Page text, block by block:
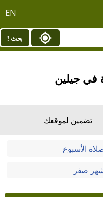
EN
بحث !
في جيلين
تضمين لموقعك
الأسبوع
صفر